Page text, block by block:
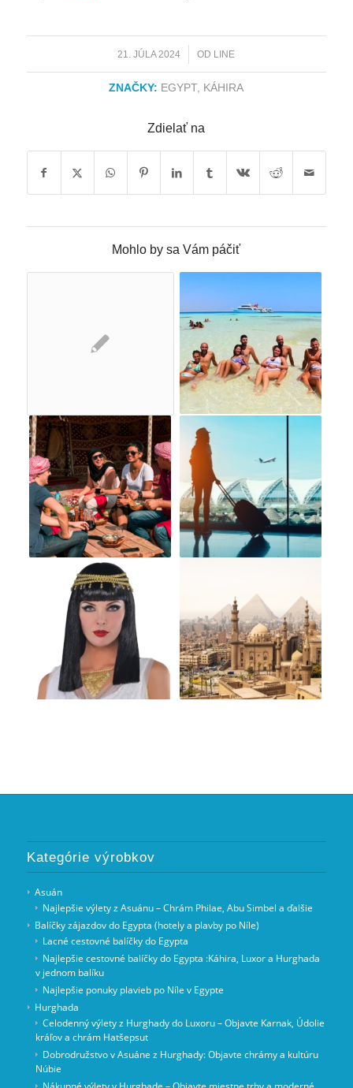
21. JÚLA 2024
/ OD LINE
ZNAČKY: EGYPT, KÁHIRA
Zdielať na
Mohlo by sa Vám páčiť
Kategórie výrobkov
Asuán
Najlepšie výlety z Asuánu – Chrám Philae, Abu Simbel a ďalšie
Balíčky zájazdov do Egypta (hotely a plavby po Níle)
Lacné cestovné balíčky do Egypta
Najlepšie cestovné balíčky do Egypta :Káhira, Luxor a Hurghada
v jednom balíku
Najlepšie ponuky plavieb po Níle v Egypte
Hurghada
Celodenný výlety z Hurghady do Luxoru – Objavte Karnak, Údolie
kráľov a chrám Hatšepsut
Dobrodružstvo v Asuáne z Hurghady: Objavte chrámy a kultúru
Núbie